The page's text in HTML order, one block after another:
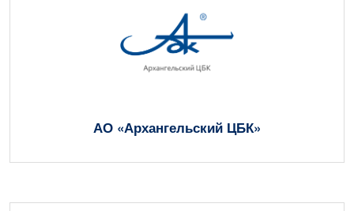
АО «Архангельский ЦБК»